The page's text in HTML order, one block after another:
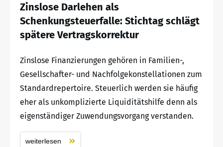
Zinslose Darlehen als
Schenkungsteuerfalle: Stichtag schlägt
spätere Vertragskorrektur
Zinslose Finanzierungen gehören in Familien-,
Gesellschafter- und Nachfolgekonstellationen zum
Standardrepertoire. Steuerlich werden sie häufig
eher als unkomplizierte Liquiditätshilfe denn als
eigenständiger Zuwendungsvorgang verstanden.
weiterlesen